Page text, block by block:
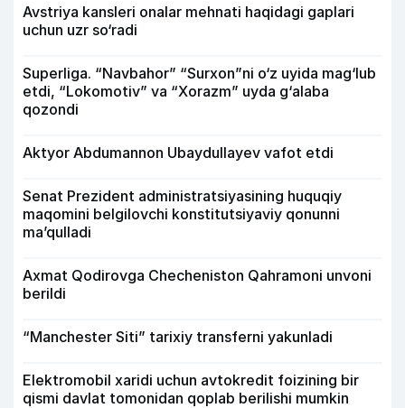
Avstriya kansleri onalar mehnati haqidagi gaplari
uchun uzr so‘radi
Superliga. “Navbahor” “Surxon”ni o‘z uyida mag‘lub
etdi, “Lokomotiv” va “Xorazm” uyda g‘alaba
qozondi
Aktyor Abdu­mannon Ubaydullayev vafot etdi
Senat Prezident administratsiyasining huquqiy
maqomini belgilovchi konstitutsiyaviy qonunni
ma’qulladi
Axmat Qodirovga Checheniston Qahramoni unvoni
berildi
“Manchester Siti” tarixiy transferni yakunladi
Elektromobil xaridi uchun avtokredit foizining bir
qismi davlat tomonidan qoplab berilishi mumkin